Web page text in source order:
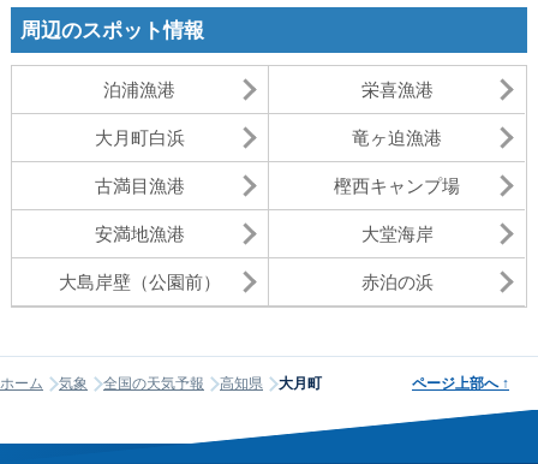
周辺のスポット情報
泊浦漁港 栄喜漁港
大月町白浜 竜ヶ迫漁港
古満目漁港 樫西キャンプ場
安満地漁港 大堂海岸
大島岸壁（公園前） 赤泊の浜
ホーム 気象 全国の天気予報 高知県 大月町 ページ上部へ ↑